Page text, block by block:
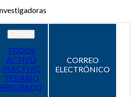
TODOS
ACTIVO
INACTIVO
TESIARIO
PREGRADO
CORREO
ELECTRÓNICO